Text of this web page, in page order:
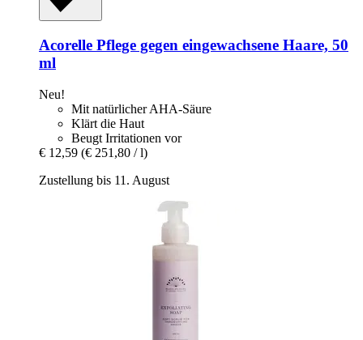
Acorelle Pflege gegen eingewachsene Haare, 50
ml
Neu!
Mit natürlicher AHA-Säure
Klärt die Haut
Beugt Irritationen vor
€ 12,59 (€ 251,80 / l)
Zustellung bis 11. August